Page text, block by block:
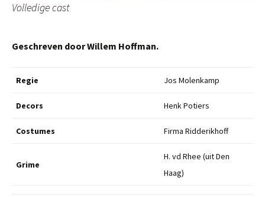
Volledige cast
Geschreven door Willem Hoffman.
Regie Jos Molenkamp
Decors Henk Potiers
Costumes Firma Ridderikhoff
Grime
H. vd Rhee (uit Den
Haag)